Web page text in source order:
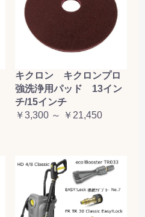
キクロン キクロンプロ
強洗浄用パッド 13イン
チ/15インチ
￥3,300 ～ ￥21,450